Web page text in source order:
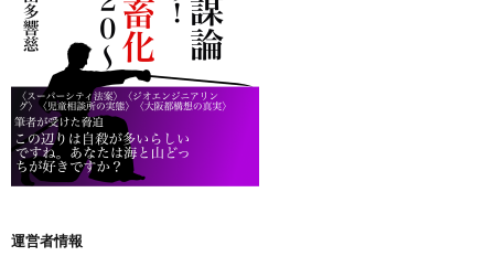
運営者情報